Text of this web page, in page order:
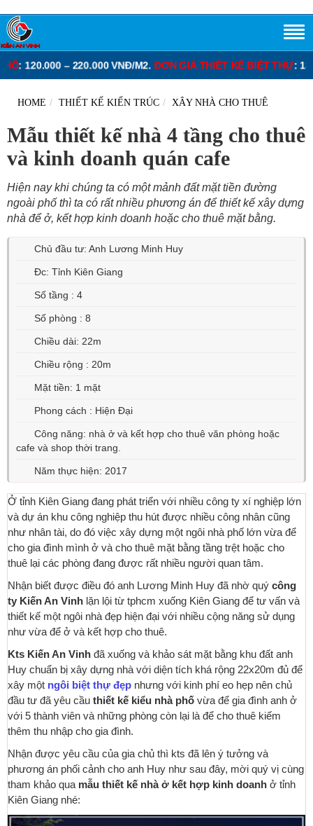
– 220.000 VNĐ/M2.ĐƠN GIÁ THIẾT KẾ BIỆT THỰ : 130.000 –
HOME THIẾT KẾ KIẾN TRÚC XÂY NHÀ CHO THUÊ
Mẫu thiết kế nhà 4 tầng cho thuê
và kinh doanh quán cafe
Hiện nay khi chúng ta có một mảnh đất mặt tiền đường
ngoài phố thì ta có rất nhiều phương án để thiết kế xây dựng
nhà để ở, kết hợp kinh doanh hoặc cho thuê mặt bằng.
Chủ đầu tư: Anh Lương Minh Huy
Đc: Tỉnh Kiên Giang
Số tầng : 4
Số phòng : 8
Chiều dài: 22m
Chiều rộng : 20m
Mặt tiền: 1 mặt
Phong cách : Hiện Đại
Công năng: nhà ở và kết hợp cho thuê văn phòng hoặc
cafe và shop thời trang.
Năm thực hiện: 2017
Ở tỉnh Kiên Giang đang phát triển với nhiều công ty xí nghiệp lớn
và dự án khu công nghiệp thu hút được nhiều công nhân cũng
như nhân tài, do đó việc xây dựng một ngôi nhà phố lớn vừa để
cho gia đình mình ở và cho thuê mặt bằng tầng trệt hoặc cho
thuê lại các phòng đang được rất nhiều người quan tâm.
Nhận biết được điều đó anh Lương Minh Huy đã nhờ quý công
ty Kiến An Vinh lặn lội từ tphcm xuống Kiên Giang để tư vấn và
thiết kế một ngôi nhà đẹp hiện đại với nhiều cộng năng sử dụng
như vừa để ở và kết hợp cho thuê.
Kts Kiến An Vinh đã xuống và khảo sát mặt bằng khu đất anh
Huy chuẩn bị xây dựng nhà với diện tích khá rộng 22x20m đủ để
xây một ngôi biệt thự đẹp nhưng với kinh phí eo hẹp nên chủ
đầu tư đã yêu cầu thiết kế kiểu nhà phố vừa để gia đình anh ở
với 5 thành viên và những phòng còn lại là để cho thuê kiếm
thêm thu nhập cho gia đình.
Nhận được yêu cầu của gia chủ thì kts đã lên ý tưởng và
phương án phối cảnh cho anh Huy như sau đây, mời quý vị cùng
tham khảo qua mẫu thiết kế nhà ở kết hợp kinh doanh ở tỉnh
Kiên Giang nhé: